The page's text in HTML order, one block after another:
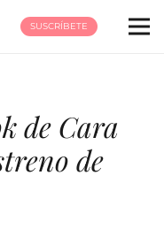
SUSCRÍBETE
de Cara
de